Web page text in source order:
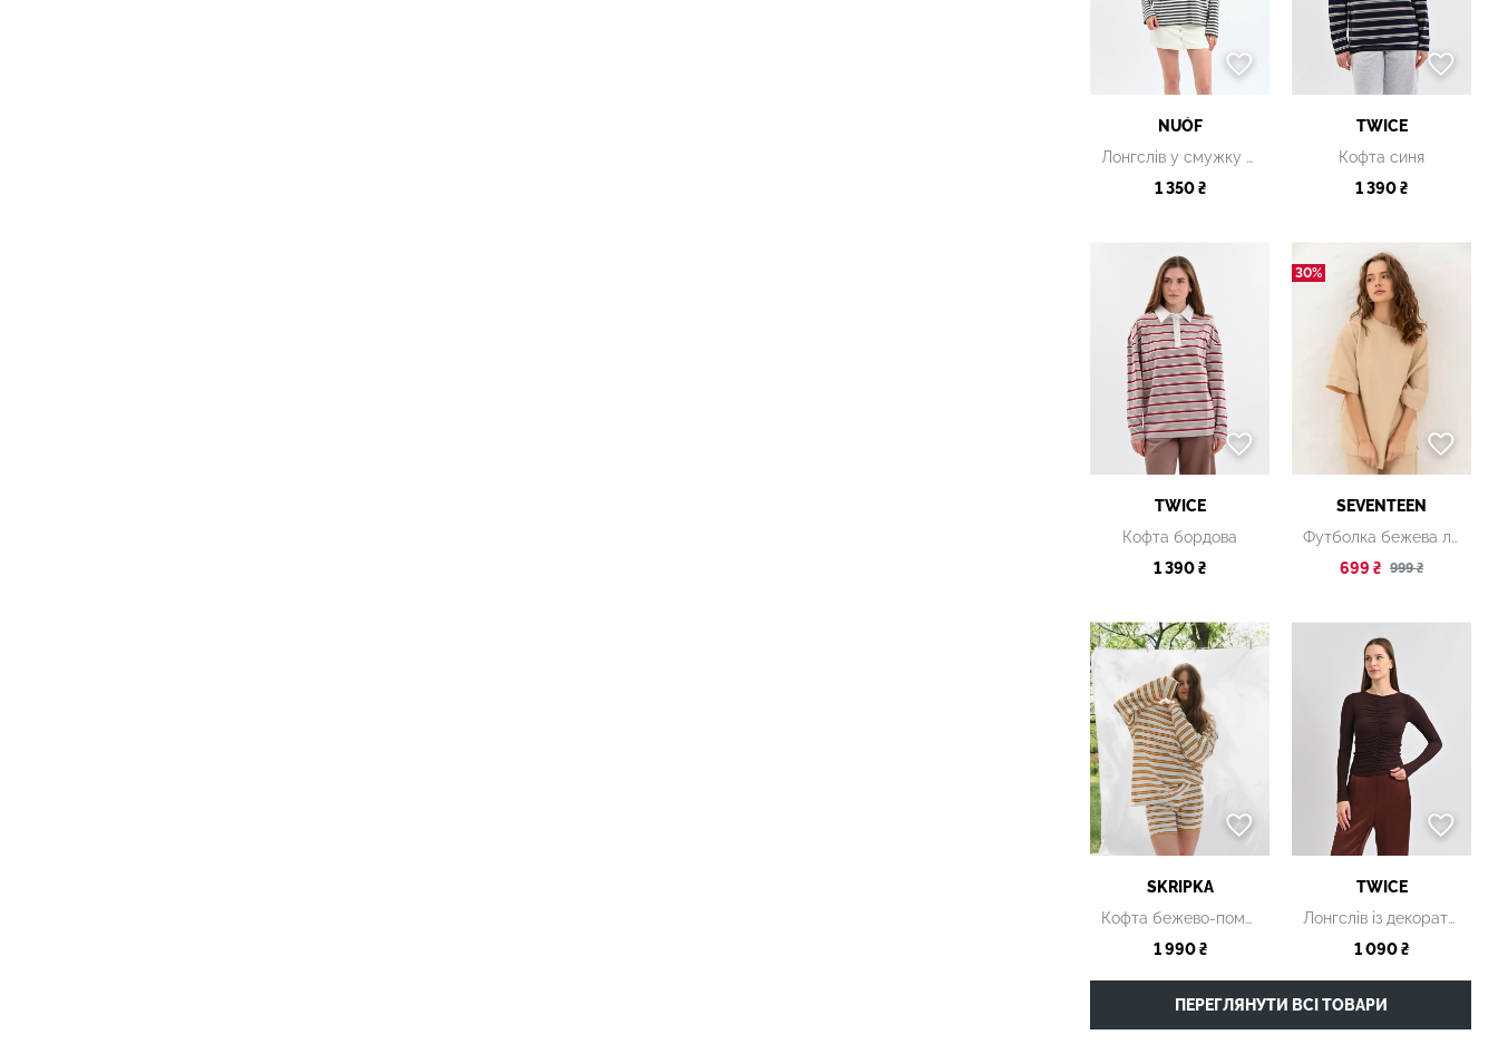
NUÓF
Лонгслів у смужку oversize
1 350 ₴
TWICE
Кофта синя
1 390 ₴
TWICE
Кофта бордова
1 390 ₴
30%
SEVENTEEN
Футболка бежева лляна
699 ₴ 999 ₴
SKRIPKA
Кофта бежево-помаранчева смугаста
1 990 ₴
TWICE
Лонгслів із декоративними збірками коричневий
1 090 ₴
ПЕРЕГЛЯНУТИ ВСІ ТОВАРИ